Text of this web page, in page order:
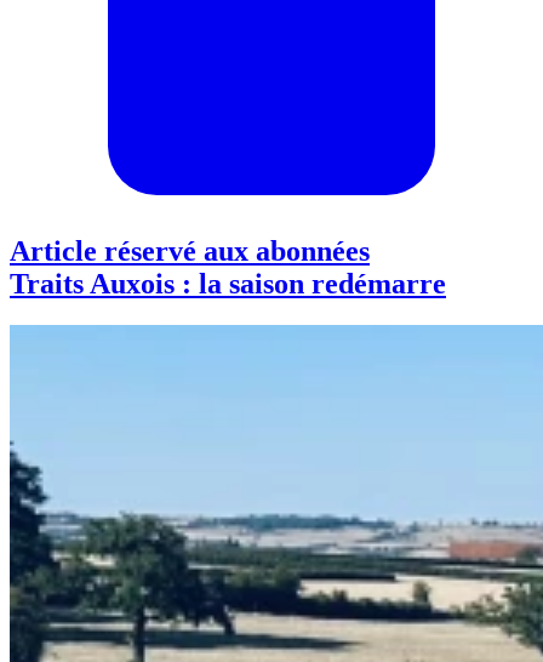
Article réservé aux abonnées
Traits Auxois : la saison redémarre